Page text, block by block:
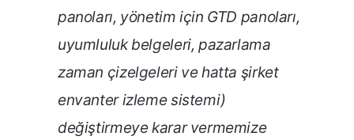
panoları, yönetim için GTD panoları,
uyumluluk belgeleri, pazarlama
zaman çizelgeleri ve hatta şirket
envanter izleme sistemi)
değiştirmeye karar vermemize